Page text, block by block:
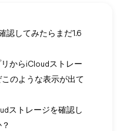
認してみたらまだ1.6
からiCloudストレー
のような表示が出て
ストレージを確認し